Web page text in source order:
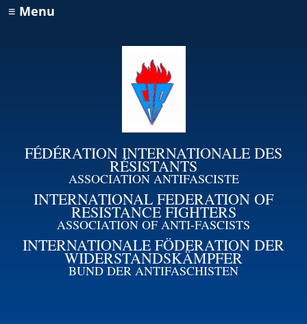
≡ Menu
FÉDÉRATION INTERNATIONALE DES
RÉSISTANTS
ASSOCIATION ANTIFASCISTE
INTERNATIONAL FEDERATION OF
RESISTANCE FIGHTERS
ASSOCIATION OF ANTI-FASCISTS
INTERNATIONALE FÖDERATION DER
WIDERSTANDSKÄMPFER
BUND DER ANTIFASCHISTEN